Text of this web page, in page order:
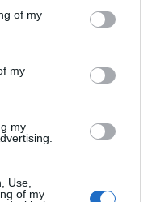
of my
my
my
Use,
of my